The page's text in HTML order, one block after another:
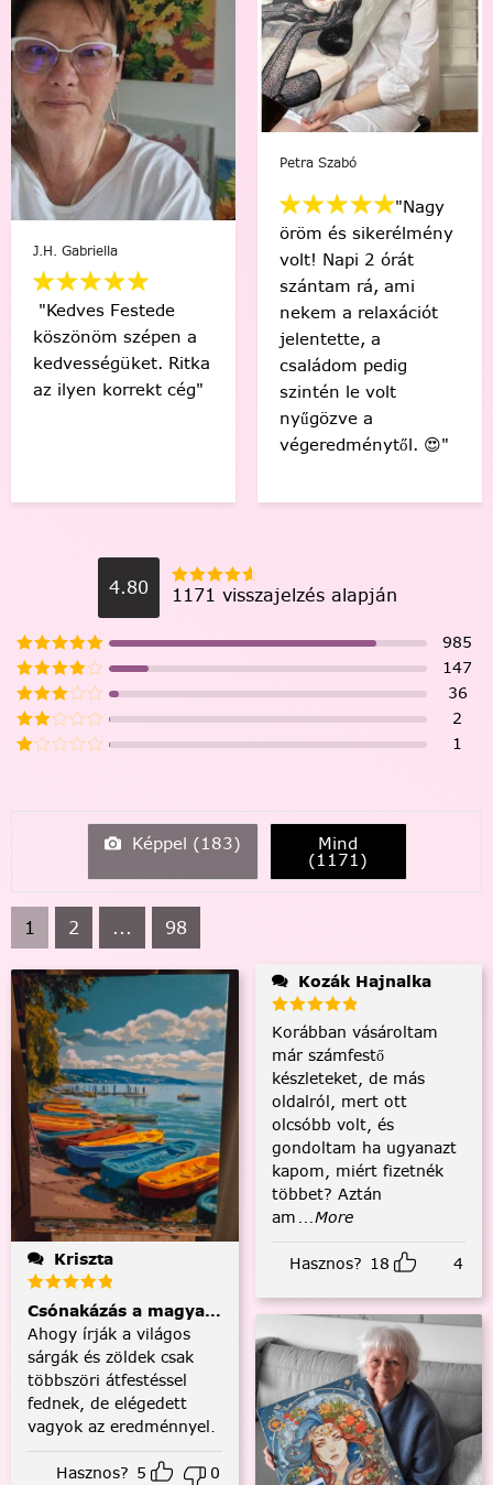
Petra Szabó
"Nagy
volt! Napi 2 órát
szántam rá, ami
nekem a relaxációt
jelentette, a
családom pedig
szintén le volt
Viki Vas-Lukács
"Kedvenc egyéni
számfestőmmel 🥰
tökéletes lett,
élmény volt minden
egyes ecsetvonás!
Köszönöm Festede!
❤️🤗"
4.80 1171 visszajelzés alapján
985
147
36
2
1
Képpel (183) Mind
(1171)
1 2 ... 98
Kriszta
Csónakázás a magyar tengeren
Ahogy írják a világos
sárgák és zöldek csak
többszöri átfestéssel
fednek, de elégedett
vagyok az eredménnyel.
Hasznos? 5 0
Kozák Hajnalka
Korábban vásároltam
már számfestő
készleteket, de más
oldalról, mert ott
olcsóbb volt, és
gondoltam ha ugyanazt
kapom, miért fizetnék
többet? Aztán
am ...More
Hasznos? 18 4